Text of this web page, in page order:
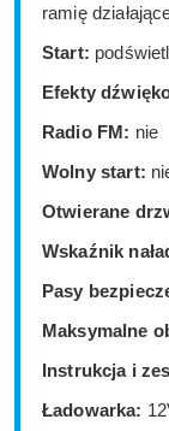
ramię
Start:
Efekty
Radio FM: nie
Wolny start:
Otwierane
Wskaźnik
Pasy
Maksymalne
Instrukcja i
Ładowarka: